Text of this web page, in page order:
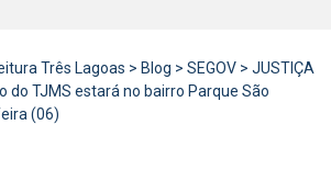
Três Lagoas > Blog > SEGOV > JUSTIÇA
do TJMS estará no bairro Parque São
(06)